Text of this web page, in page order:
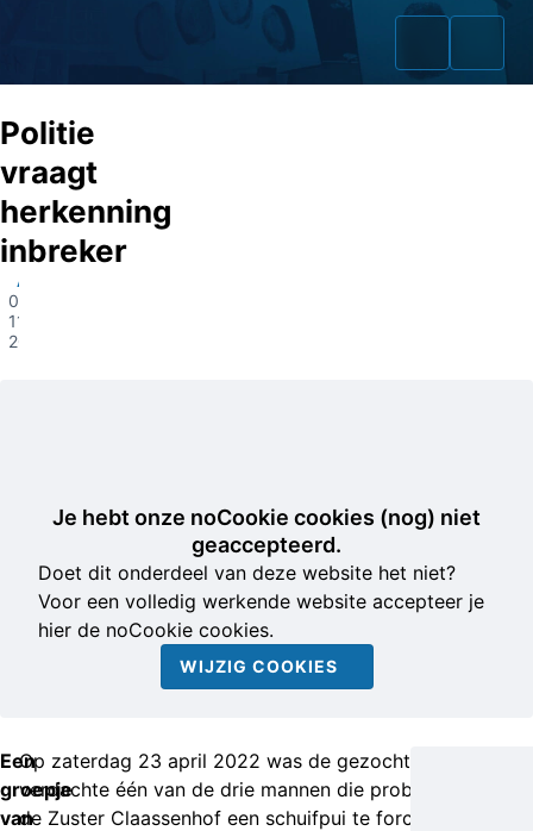
Home
Zaken
Volg ons
Politie
vraagt
herkenning
inbreker
Abcoude
01-
11-
2022
Je hebt onze noCookie cookies (nog) niet
geaccepteerd.
Doet dit onderdeel van deze website het niet?
Voor een volledig werkende website accepteer je
hier de noCookie cookies.
WIJZIG COOKIES
Een
groepje
van
Op zaterdag 23 april 2022 was de gezochte
verdachte één van de drie mannen die probeerden aan
de Zuster Claassenhof een schuifpui te forceren. Na